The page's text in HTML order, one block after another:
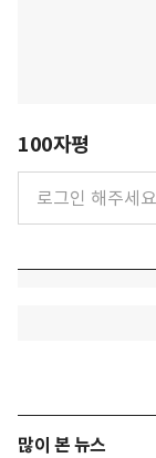
100자평
많이 본 뉴스